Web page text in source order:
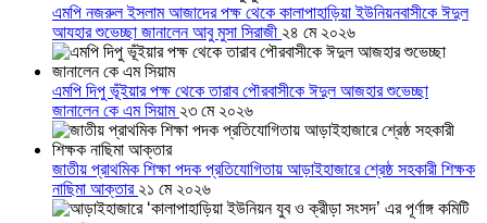
এমপি নজরুল ইসলাম আজাদের পক্ষ থেকে কালাপাহাড়িয়া ইউনিয়নবাসীকে ঈদুল
আযহার শুভেচ্ছা জানালেন আবু মুসা সিরাজী ২৪ মে ২০২৬
এমপি দিপু ভূঁইয়ার পক্ষ থেকে তারাব পৌরবাসীকে ঈদুল আজহার শুভেচ্ছা
জানালেন কে এম সিয়াম ২৩ মে ২০২৬
জাতীয় প্রাথমিক শিক্ষা পদক প্রতিযোগিতায় আড়াইহাজারে শ্রেষ্ঠ সহকারী শিক্ষক
নাছিমা আক্তার ২১ মে ২০২৬